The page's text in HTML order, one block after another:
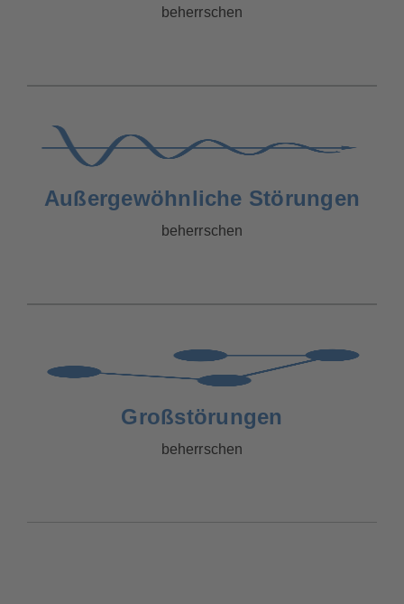
beherrschen
Außergewöhnliche Störungen
beherrschen
Großstörungen
beherrschen